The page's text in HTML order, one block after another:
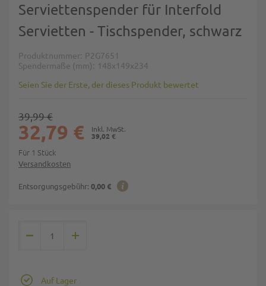
Serviettenspender für Interfold
Servietten - Tischspender, schwarz
Produktnummer P2G7651
Spendermaße (mm)
148x149x234
Seien Sie der Erste, der dieses Produkt bewertet
Versandkosten
Entsorgungsgebühr: 0,00 €
39,02 €
32,79 €
39,99 €
Für 1 Stück
Auf Lager